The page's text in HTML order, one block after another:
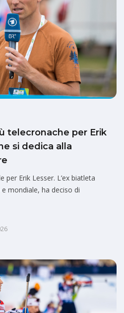
telecronache per Erik
si dedica alla
Erik Lesser. L’ex biatleta
mondiale, ha deciso di